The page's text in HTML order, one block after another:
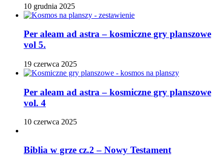
10 grudnia 2025
Per aleam ad astra – kosmiczne gry planszowe
vol 5.
19 czerwca 2025
Per aleam ad astra – kosmiczne gry planszowe
vol. 4
10 czerwca 2025
Biblia w grze cz.2 – Nowy Testament